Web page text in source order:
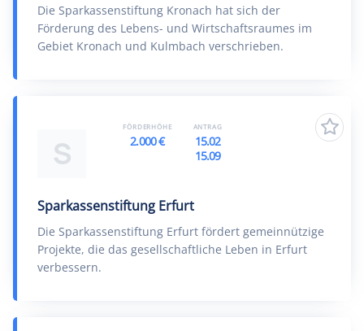
Die Sparkassenstiftung Kronach hat sich der
Förderung des Lebens- und Wirtschaftsraumes im
Gebiet Kronach und Kulmbach verschrieben.
S
Sparkassenstiftung Erfurt
Die Sparkassenstiftung Erfurt fördert gemeinnützige
Projekte, die das gesellschaftliche Leben in Erfurt
verbessern.
FÖRDERHÖHE
2.000 €
ANTRAG
15.02
15.09